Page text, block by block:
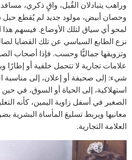
وراهب يتبادلان القُبل، واقٍ ذكري،
وحصان أبيض، مولود جديد لم يُقطع حبل
لمحو أي سياق لتلك الأوضاع. فيسهم هذا
نزع الطابع السياسي عن تلك القضايا
وتزويقها جماليًّا وحسب. فإذا أصحاب
علامات تجارية لا تتحمل خلفية أو إطارًا
شيء: إلى صحيفة أو إعلان، إلى مناسبة
استهلاكية، إلى الحياة أو السوق، في
الصغير في أسفل زاوية اليمين، كأنه
معانيها ويربط تسليعَ المأساة البشرية
العلامة التجارية.
bid33_p.121_1.jpeg